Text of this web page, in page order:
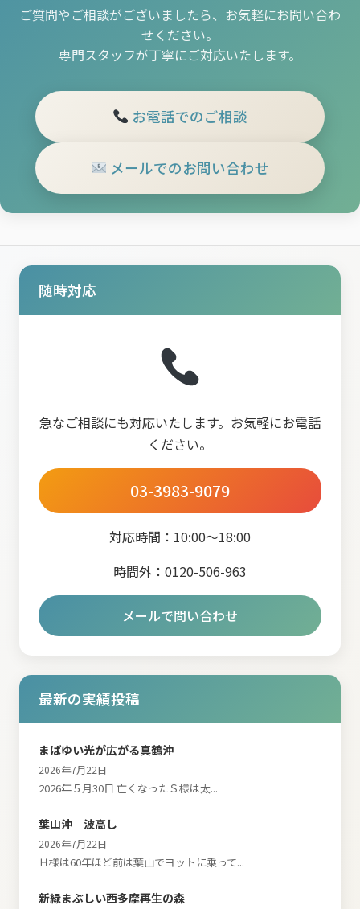
ご質問やご相談がございましたら、お気軽にお問い合わ
せください。
専門スタッフが丁寧にご対応いたします。
お電話でのご相談
メールでのお問い合わせ
随時対応
急なご相談にも対応いたします。お気軽にお電話
ください。
03-3983-9079
対応時間：10:00～18:00
時間外：0120-506-963
メールで問い合わせ
最新の実績投稿
まばゆい光が広がる真鶴沖
2026年7月22日
2026年５月30日 亡くなったＳ様は太...
葉山沖 波高し
2026年7月22日
Ｈ様は60年ほど前は葉山でヨットに乗って...
新緑まぶしい西多摩再生の森